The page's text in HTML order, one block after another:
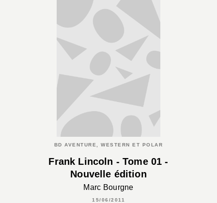
BD AVENTURE, WESTERN ET POLAR
Frank Lincoln - Tome 01 -
Nouvelle édition
Marc Bourgne
15/06/2011